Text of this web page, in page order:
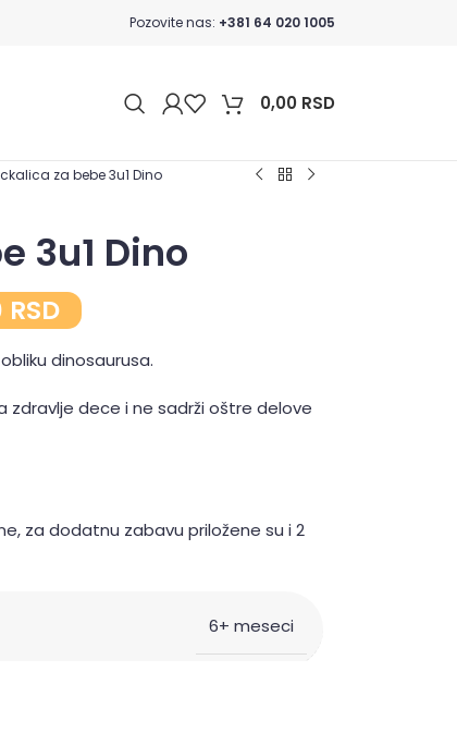
Pozovite nas: +381 64 020 1005
0,00 RSD
za bebe 3u1 Dino
3u1 Dino
RSD
dinosaurusa.
zdravlje dece i ne sadrži oštre delove
za dodatnu zabavu priložene su i 2
6+ meseci